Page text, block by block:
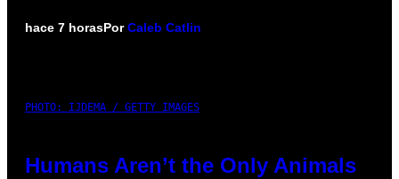
hace 7 horasPorCaleb Catlin
PHOTO: IJDEMA / GETTY IMAGES
Humans Aren’t the Only Animals